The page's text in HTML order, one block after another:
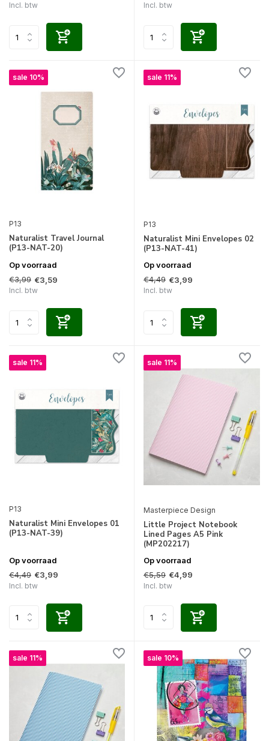
Incl. btw Incl. btw
sale 10%
P13
Naturalist Travel Journal
(P13-NAT-20)
Op voorraad
€3,99 €3,59
Incl. btw
sale 11%
P13
Naturalist Mini Envelopes 02
(P13-NAT-41)
Op voorraad
€4,49 €3,99
Incl. btw
sale 11%
P13
Naturalist Mini Envelopes 01
(P13-NAT-39)
Op voorraad
€4,49 €3,99
Incl. btw
sale 11%
Masterpiece Design
Little Project Notebook
Lined Pages A5 Pink
(MP202217)
Op voorraad
€5,59 €4,99
Incl. btw
sale 11% sale 10%